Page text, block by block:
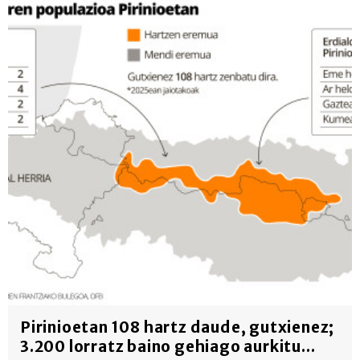
erabiltzeko baimen esplizitua ematen diguzu.
irakurri
Pirinioetan 108 hartz daude, gutxienez;
3.200 lorratz baino gehiago aurkitu